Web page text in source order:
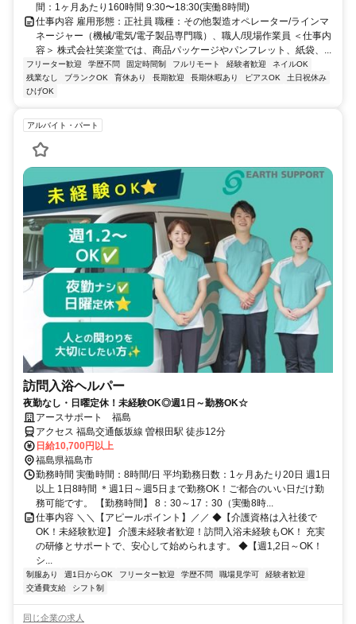
間：1ヶ月あたり160時間 9:30〜18:30(実働8時間)
仕事内容 雇用形態：正社員 職種：その他製造オペレーター/ラインマ
ネージャー（機械/電気/電子製品専門職）、職人/現場作業員 ＜仕事内
容＞ 株式会社笑楽堂では、商品パッケージやパンフレット、紙袋、...
フリーター歓迎 学歴不問 固定時間制 フルリモート 経験者歓迎
ネイルOK
残業なし
ブランクOK 育休あり 長期歓迎 長期休暇あり ピアスOK
土日祝休み
ひげOK
アルバイト・パート
訪問入浴ヘルパー
夜勤なし・日曜定休！未経験OK◎週1日～勤務OK☆
アースサポート 福島
アクセス 福島交通飯坂線 曽根田駅 徒歩12分
日給10,700円以上
福島県福島市
勤務時間 実働時間：8時間/日 平均勤務日数：1ヶ月あたり20日 週1日
以上 1日8時間 ＊週1日～週5日まで勤務OK！ご都合のいい日だけ勤
務可能です。 【勤務時間】 8：30～17：30（実働8時...
仕事内容 ＼＼【アピールポイント】／／ ◆【介護資格は入社後で
OK！未経験歓迎】 介護未経験者歓迎！訪問入浴未経験もOK！ 充実
の研修とサポートで、安心して始められます。 ◆【週1,2日～OK！
シ...
制服あり 週1日からOK フリーター歓迎 学歴不問 職場見学可
経験者歓迎
交通費支給
シフト制
同じ企業の求人